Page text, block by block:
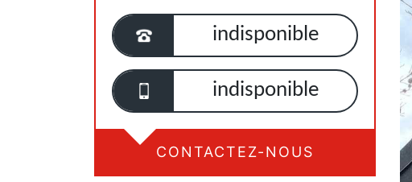
indisponible
indisponible
CONTACTEZ-NOUS